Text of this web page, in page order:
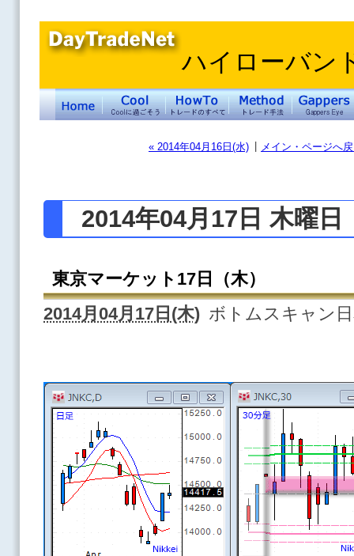
ハイローバン
« 2014年04月16日(水) メイン・ページへ
2014年04月17日 木曜日
東京マーケット17日（木）
2014月04月17日(木) ボトムスキャン